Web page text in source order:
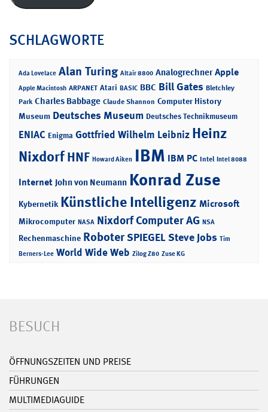
SCHLAGWORTE
Ada Lovelace Alan Turing Altair 8800 Analogrechner Apple
Apple Macintosh ARPANET Atari BASIC BBC Bill Gates Bletchley
Park Charles Babbage Claude Shannon Computer History
Museum Deutsches Museum Deutsches Technikmuseum
ENIAC Enigma Gottfried Wilhelm Leibniz Heinz
NixdorfHNF Howard Aiken IBM IBM PC Intel Intel 8088
Internet John von Neumann Konrad Zuse
Kybernetik Künstliche Intelligenz Microsoft
Mikrocomputer NASA Nixdorf Computer AG NSA
Rechenmaschine RoboterSPIEGELSteve Jobs Tim
Berners-Lee World Wide Web Zilog Z80 Zuse KG
BESUCH
ÖFFNUNGSZEITEN UND PREISE
FÜHRUNGEN
MULTIMEDIAGUIDE